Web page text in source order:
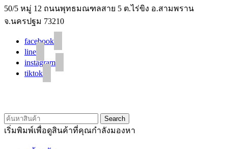
50/5 หมู่ 12 ถนนพุทธมณฑลสาย 5 ต.ไร่ขิง อ.สามพราน
จ.นครปฐม 73210
facebook
line
instagram
tiktok
Search
เริ่มพิมพ์เพื่อดูสินค้าที่คุณกำลังมองหา